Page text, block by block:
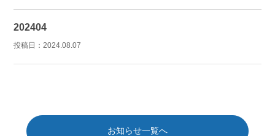
202404
投稿日： 2024.08.07
お知らせ一覧へ